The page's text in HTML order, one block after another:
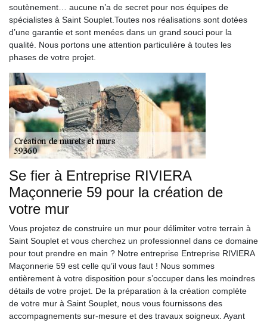
soutènement… aucune n’a de secret pour nos équipes de
spécialistes à Saint Souplet.Toutes nos réalisations sont dotées
d’une garantie et sont menées dans un grand souci pour la
qualité. Nous portons une attention particulière à toutes les
phases de votre projet.
Se fier à Entreprise RIVIERA
Maçonnerie 59 pour la création de
votre mur
Vous projetez de construire un mur pour délimiter votre terrain à
Saint Souplet et vous cherchez un professionnel dans ce domaine
pour tout prendre en main ? Notre entreprise Entreprise RIVIERA
Maçonnerie 59 est celle qu’il vous faut ! Nous sommes
entièrement à votre disposition pour s’occuper dans les moindres
détails de votre projet. De la préparation à la création complète
de votre mur à Saint Souplet, nous vous fournissons des
accompagnements sur-mesure et des travaux soigneux. Ayant